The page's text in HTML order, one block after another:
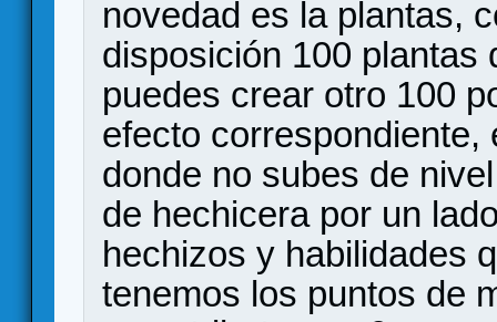
novedad es la plantas,
disposición 100 plantas
puedes crear otro 100
efecto
donde no subes de
de hechicera por un
hechizos y habilidades
tenemos los puntos de